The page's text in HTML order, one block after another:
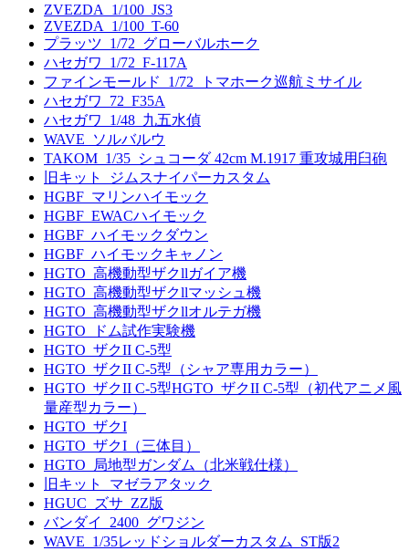
ZVEZDA_1/100_JS3
ZVEZDA_1/100_T-60
プラッツ_1/72_グローバルホーク
ハセガワ_1/72_F-117A
ファインモールド_1/72_トマホーク巡航ミサイル
ハセガワ_72_F35A
ハセガワ_1/48_九五水偵
WAVE_ソルバルウ
TAKOM_1/35_シュコーダ 42cm M.1917 重攻城用臼砲
旧キット_ジムスナイパーカスタム
HGBF_マリンハイモック
HGBF_EWACハイモック
HGBF_ハイモックダウン
HGBF_ハイモックキャノン
HGTO_高機動型ザクllガイア機
HGTO_高機動型ザクllマッシュ機
HGTO_高機動型ザクllオルテガ機
HGTO_ドム試作実験機
HGTO_ザクII C-5型
HGTO_ザクII C-5型（シャア専用カラー）
HGTO_ザクII C-5型HGTO_ザクII C-5型（初代アニメ風
量産型カラー）
HGTO_ザクI
HGTO_ザクI（三体目）
HGTO_局地型ガンダム（北米戦仕様）
旧キット_マゼラアタック
HGUC_ズサ_ZZ版
バンダイ_2400_グワジン
WAVE_1/35レッドショルダーカスタム_ST版2